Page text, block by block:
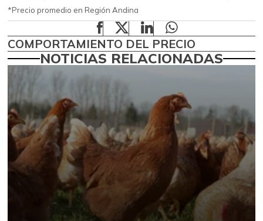
*Precio promedio en Región Andina
COMPORTAMIENTO DEL PRECIO
NOTICIAS RELACIONADAS